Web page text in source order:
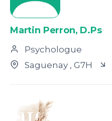
Martin Perron, D.Ps
Psychologue
Saguenay , G7H